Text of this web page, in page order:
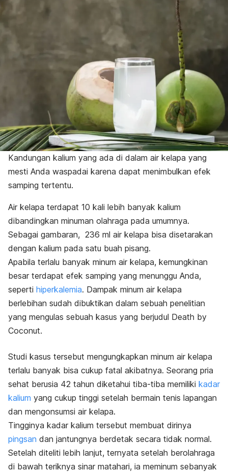
Kandungan kalium yang ada di dalam air kelapa yang
mesti Anda waspadai karena dapat menimbulkan efek
samping tertentu.
Air kelapa terdapat 10 kali lebih banyak kalium
dibandingkan minuman olahraga pada umumnya.
Sebagai gambaran, 236 ml air kelapa bisa disetarakan
dengan kalium pada satu buah pisang.
Apabila terlalu banyak minum air kelapa, kemungkinan
besar terdapat efek samping yang menunggu Anda,
seperti hiperkalemia. Dampak minum air kelapa
berlebihan sudah dibuktikan dalam sebuah penelitian
yang mengulas sebuah kasus yang berjudul Death by
Coconut.
Studi kasus tersebut mengungkapkan minum air kelapa
terlalu banyak bisa cukup fatal akibatnya. Seorang pria
sehat berusia 42 tahun diketahui tiba-tiba memiliki kadar
kalium yang cukup tinggi setelah bermain tenis lapangan
dan mengonsumsi air kelapa.
Tingginya kadar kalium tersebut membuat dirinya
pingsan dan jantungnya berdetak secara tidak normal.
Setelah diteliti lebih lanjut, ternyata setelah berolahraga
di bawah teriknya sinar matahari, ia meminum sebanyak